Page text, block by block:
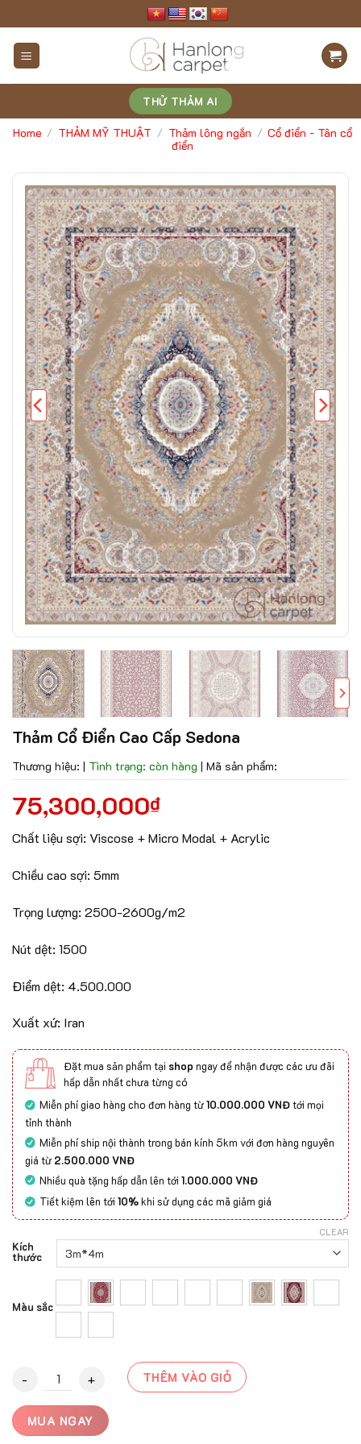
to
content
THỬ THẢM AI
Home / THẢM MỸ THUẬT / Thảm lông ngắn / Cổ điển - Tân cổ
điển
Thảm Cổ Điển Cao Cấp Sedona
Thương hiệu: | Tình trạng: còn hàng | Mã sản phẩm:
75,300,000₫
Chất liệu sợi: Viscose + Micro Modal + Acrylic
Chiều cao sợi: 5mm
Trọng lượng: 2500-2600g/m2
Nút dệt: 1500
Điểm dệt: 4.500.000
Xuất xứ: Iran
Đặt mua sản phẩm tại shop ngay để nhận được các ưu đãi
hấp dẫn nhất chưa từng có
Miễn phí giao hàng cho đơn hàng từ10.000.000 VNĐtới mọi
tỉnh thành
Miễn phí ship nội thành trong bán kính 5km với đơn hàng nguyên
giá từ 2.500.000 VNĐ
Nhiều quà tặng hấp dẫn lên tới1.000.000 VNĐ
Tiết kiệm lên tới10%khi sử dụng các mã giảm giá
Kích
thước
Màu sắc
CLEAR
Thảm Cổ Điển Cao Cấp Sedona quantity
THÊM VÀO GIỎ
MUA NGAY